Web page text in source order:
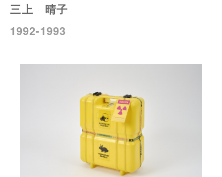
三上 晴子
1992-1993